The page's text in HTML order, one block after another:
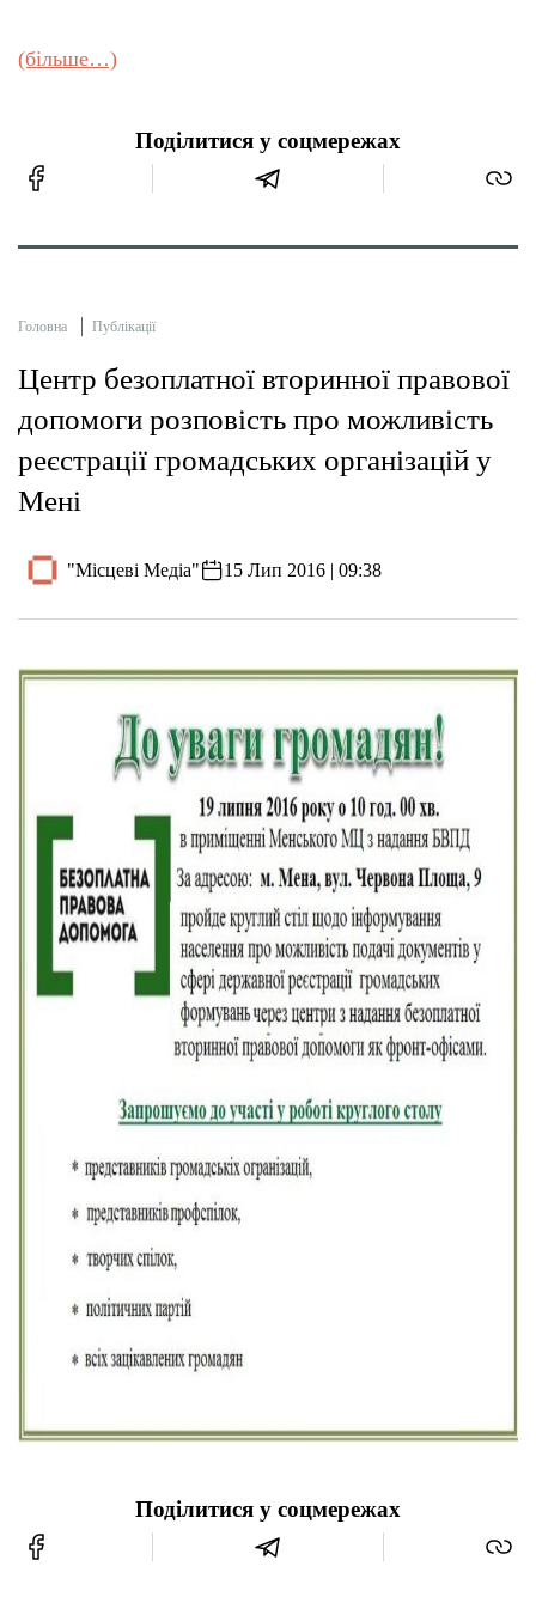
(більше…)
Поділитися у соцмережах
Головна Публікації
Центр безоплатної вторинної правової
допомоги розповість про можливість
реєстрації громадських організацій у
Мені
"Місцеві Медіа" 15 Лип 2016 | 09:38
Поділитися у соцмережах